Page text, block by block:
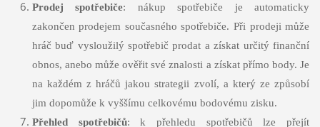
Prodej spotřebiče: nákup spotřebiče je automaticky
zakončen prodejem současného spotřebiče. Při prodeji může
hráč buď vysloužilý spotřebič prodat a získat určitý finanční
obnos, anebo může ověřit své znalosti a získat přímo body. Je
na každém z hráčů jakou strategii zvolí, a který ze způsobí
jim dopomůže k vyššímu celkovému bodovému zisku.
Přehled spotřebičů: k přehledu spotřebičů lze přejít